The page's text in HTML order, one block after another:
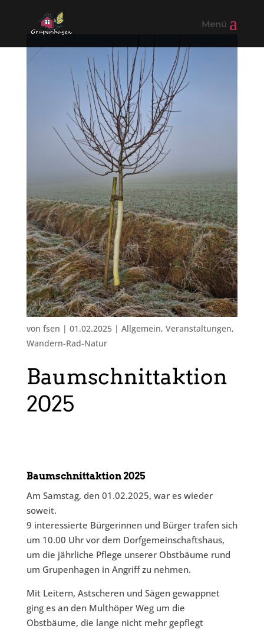
von fsen | 01.02.2025| Allgemein, Veranstaltungen,
Wandern-Rad-Natur
Baumschnittaktion
2025
Baumschnittaktion 2025
Am Samstag, den 01.02.2025, war es wieder
soweit.
9 interessierte Bürgerinnen und Bürger trafen sich
um 10.00 Uhr vor dem Dorfgemeinschaftshaus,
um die jährliche Pflege unserer Obstbäume rund
um Grupenhagen in Angriff zu nehmen.
Mit Leitern, Astscheren und Sägen gewappnet
ging es an den Multhöper Weg um die
Obstbäume, die lange nicht mehr gepflegt